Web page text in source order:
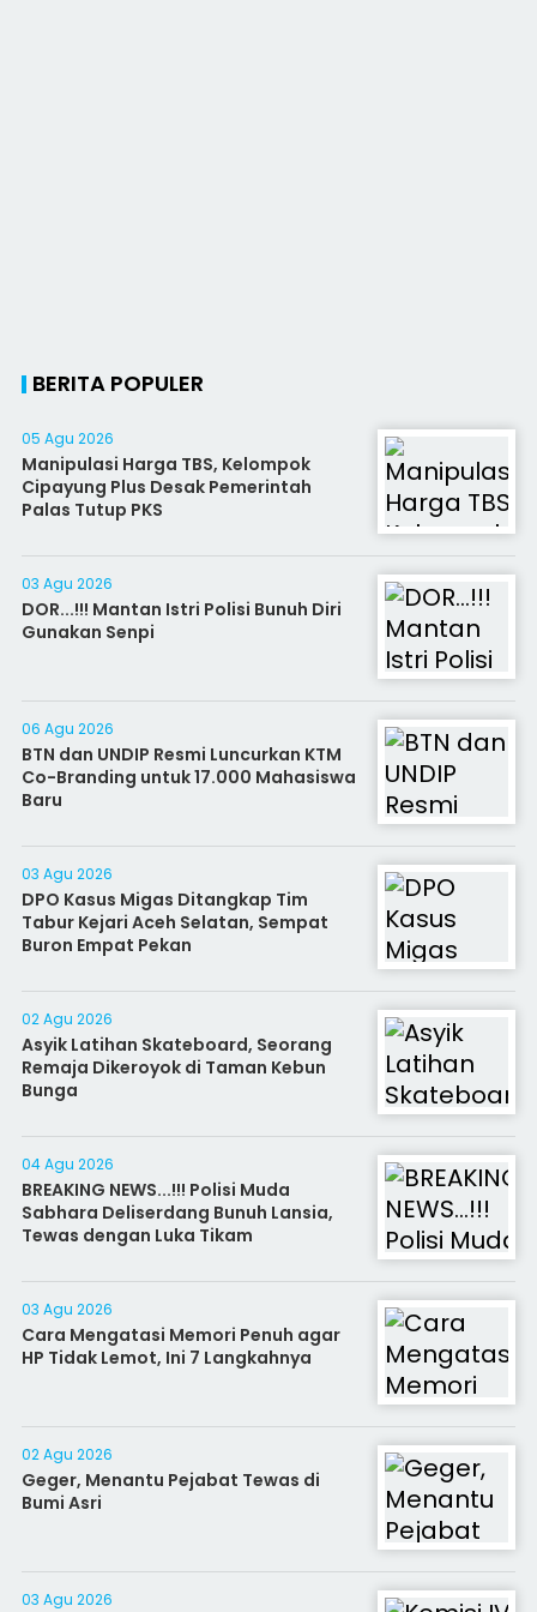
BERITA POPULER
05 Agu 2026
Manipulasi Harga TBS, Kelompok
Cipayung Plus Desak Pemerintah
Palas Tutup PKS
03 Agu 2026
DOR...!!! Mantan Istri Polisi Bunuh Diri
Gunakan Senpi
06 Agu 2026
BTN dan UNDIP Resmi Luncurkan KTM
Co-Branding untuk 17.000 Mahasiswa
Baru
03 Agu 2026
DPO Kasus Migas Ditangkap Tim
Tabur Kejari Aceh Selatan, Sempat
Buron Empat Pekan
02 Agu 2026
Asyik Latihan Skateboard, Seorang
Remaja Dikeroyok di Taman Kebun
Bunga
04 Agu 2026
BREAKING NEWS...!!! Polisi Muda
Sabhara Deliserdang Bunuh Lansia,
Tewas dengan Luka Tikam
03 Agu 2026
Cara Mengatasi Memori Penuh agar
HP Tidak Lemot, Ini 7 Langkahnya
02 Agu 2026
Geger, Menantu Pejabat Tewas di
Bumi Asri
03 Agu 2026